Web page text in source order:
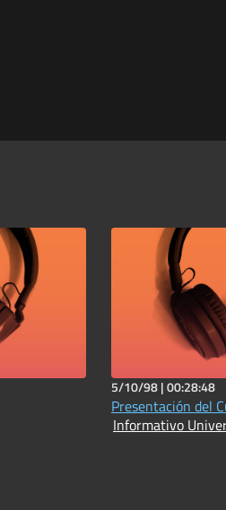
5/10/98 |00:28:48
Presentación del
Informativo